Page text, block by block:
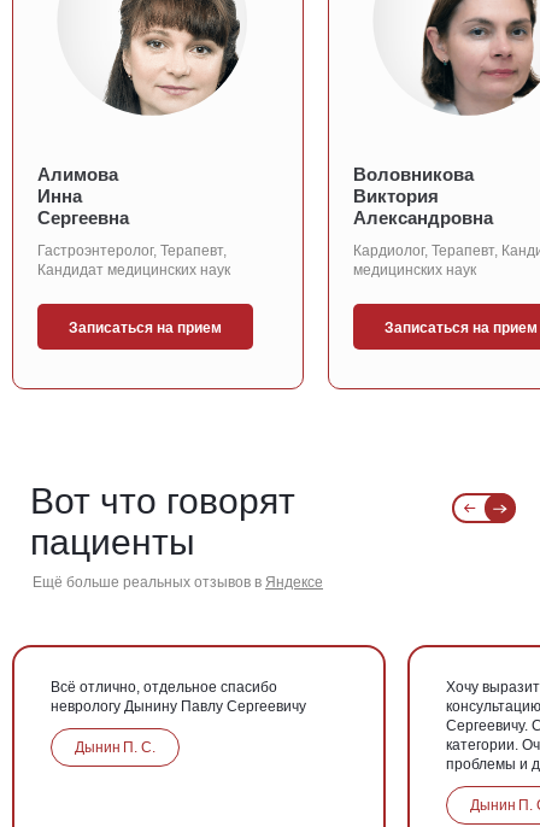
Алимова
Инна
Сергеевна
Гастроэнтеролог, Терапевт,
Кандидат медицинских наук
Записаться на прием
Воловникова
Виктория
Александровна
Кардиолог, Терапевт,
медицинских наук
Записаться на прием
Вот что говорят
пациенты
Ещё больше реальных отзывов в Яндексе
Всё отлично, отдельное спасибо
неврологу Дынину Павлу Сергеевичу
Дынин П. С.
Хочу
Сергеевичу.
категории.
проблемы и
Дынин П.